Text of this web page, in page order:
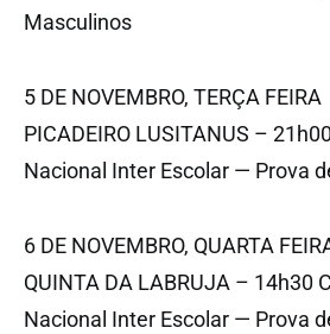
Masculinos
5 DE NOVEMBRO, TERÇA FEIRA
PICADEIRO LUSITANUS –
Nacional Inter Escolar — Prova
6 DE NOVEMBRO, QUARTA
QUINTA DA LABRUJA – 14h30
Nacional Inter Escolar — Prova